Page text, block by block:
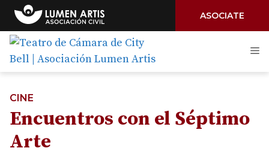
ASOCIATE
Saltar
contenido
CINE
Encuentros con el Séptimo
Arte